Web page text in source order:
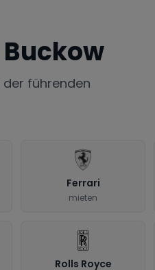
der führenden
Ferrari
mieten
Rolls Royce